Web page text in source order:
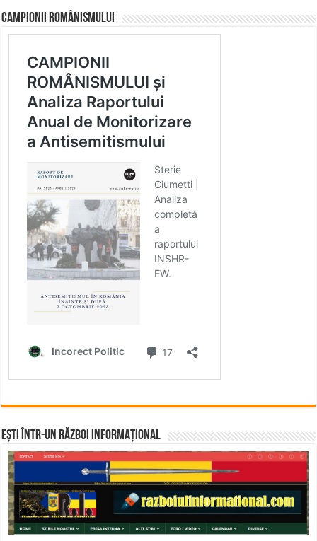
CAMPIONII ROMÂNISMULUI
Ești într-un RĂZBOI INFORMAȚIONAL